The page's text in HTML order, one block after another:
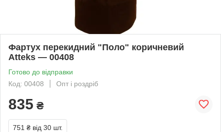
Фартух перекидний "Поло" коричневий
Atteks — 00408
Готово до відправки
Код: 00408
Опт і роздріб
835 ₴
751 ₴ від 30 шт.